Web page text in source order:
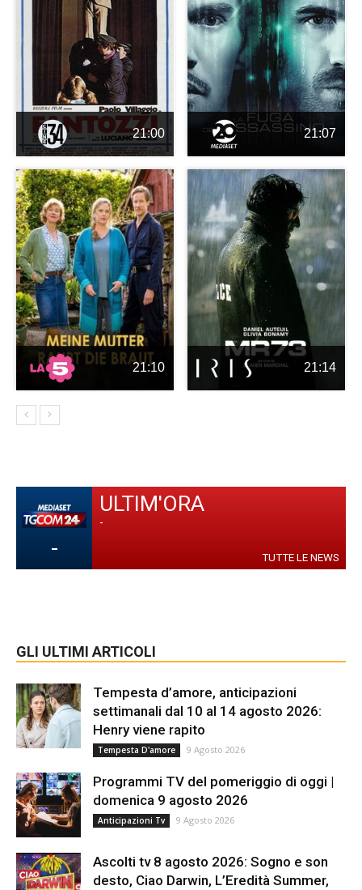
21:00 21:07
21:10 21:14
-
ULTIM'ORA
-
TUTTE LE NEWS
GLI ULTIMI ARTICOLI
Tempesta d’amore, anticipazioni
settimanali dal 10 al 14 agosto 2026:
Henry viene rapito
Tempesta D'amore 9 Agosto 2026
Programmi TV del pomeriggio di oggi |
domenica 9 agosto 2026
Anticipazioni Tv 9 Agosto 2026
Ascolti tv 8 agosto 2026: Sogno e son
desto, Ciao Darwin, L’Eredità Summer,